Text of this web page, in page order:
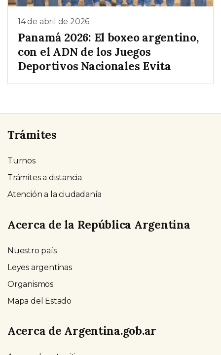
14 de abril de 2026
Panamá 2026: El boxeo argentino,
con el ADN de los Juegos
Deportivos Nacionales Evita
Trámites
Turnos
Trámites a distancia
Atención a la ciudadanía
Acerca de la República Argentina
Nuestro país
Leyes argentinas
Organismos
Mapa del Estado
Acerca de Argentina.gob.ar